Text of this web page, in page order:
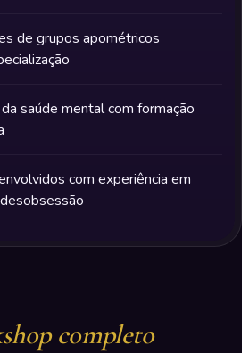
de grupos apométricos
saúde mental com formação
com experiência em
completo